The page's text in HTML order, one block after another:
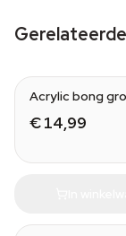
Acrylic bong
€ 14,99